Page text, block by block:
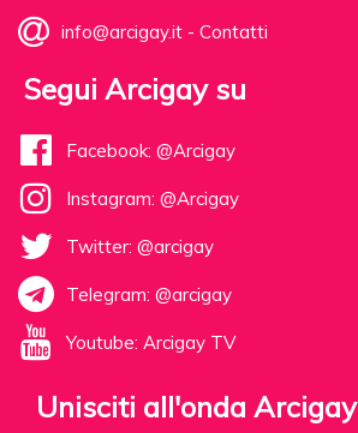
info@arcigay.it - Contatti
Segui Arcigay su
Facebook: @Arcigay
Instagram: @Arcigay
Twitter: @arcigay
Telegram: @arcigay
Youtube: Arcigay TV
Unisciti all'onda Arcigay